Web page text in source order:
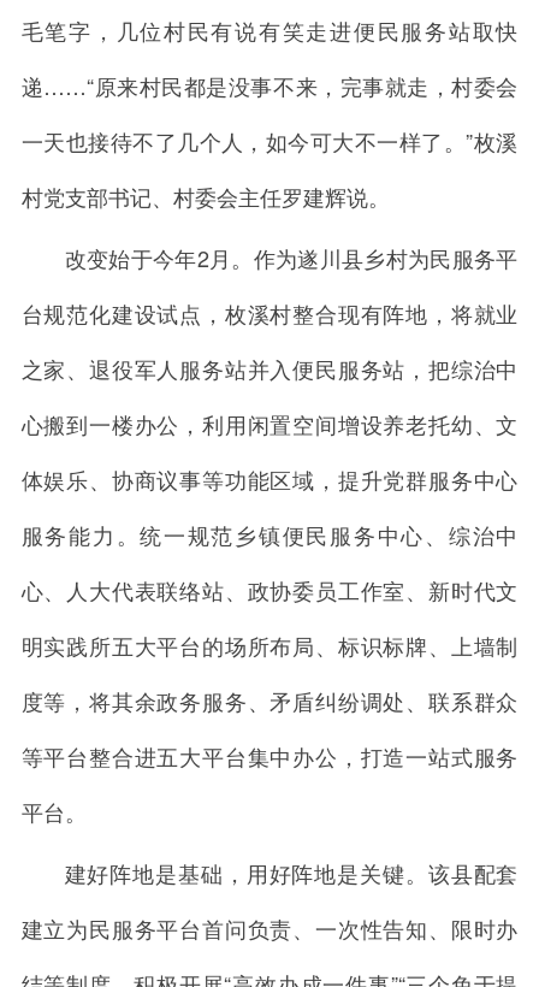
毛笔字，几位村民有说有笑走进便民服务站取快
递……“原来村民都是没事不来，完事就走，村委会
一天也接待不了几个人，如今可大不一样了。”枚溪
村党支部书记、村委会主任罗建辉说。
改变始于今年2月。作为遂川县乡村为民服务平
台规范化建设试点，枚溪村整合现有阵地，将就业
之家、退役军人服务站并入便民服务站，把综治中
心搬到一楼办公，利用闲置空间增设养老托幼、文
体娱乐、协商议事等功能区域，提升党群服务中心
服务能力。统一规范乡镇便民服务中心、综治中
心、人大代表联络站、政协委员工作室、新时代文
明实践所五大平台的场所布局、标识标牌、上墙制
度等，将其余政务服务、矛盾纠纷调处、联系群众
等平台整合进五大平台集中办公，打造一站式服务
平台。
建好阵地是基础，用好阵地是关键。该县配套
建立为民服务平台首问负责、一次性告知、限时办